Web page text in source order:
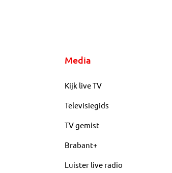
Media
Kijk live TV
Televisiegids
TV gemist
Brabant+
Luister live radio